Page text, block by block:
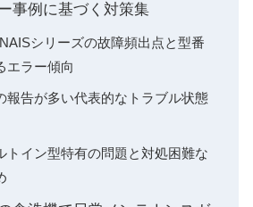
事例に基づく対策集
シリーズの故障頻出点と型番
エラー傾向
報告が多い代表的なトラブル状態
トイン型特有の問題と対処困難な